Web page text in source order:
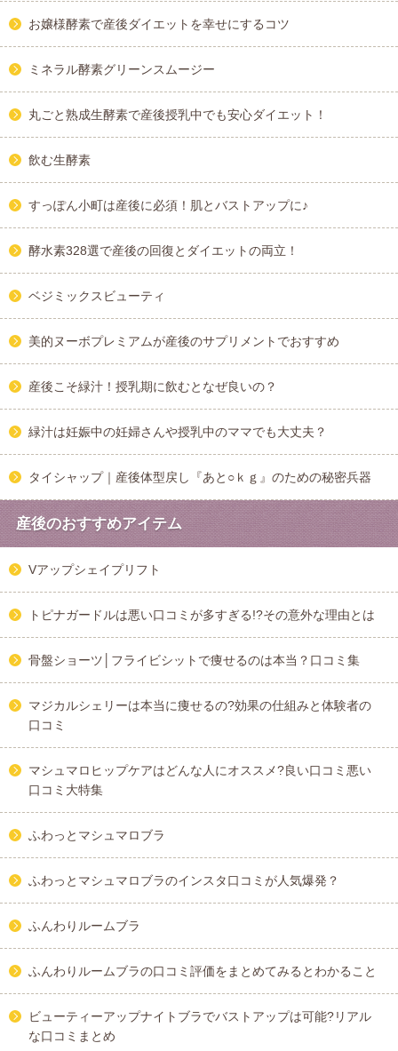
お嬢様酵素で産後ダイエットを幸せにするコツ
ミネラル酵素グリーンスムージー
丸ごと熟成生酵素で産後授乳中でも安心ダイエット！
飲む生酵素
すっぽん小町は産後に必須！肌とバストアップに♪
酵水素328選で産後の回復とダイエットの両立！
ベジミックスビューティ
美的ヌーボプレミアムが産後のサプリメントでおすすめ
産後こそ緑汁！授乳期に飲むとなぜ良いの？
緑汁は妊娠中の妊婦さんや授乳中のママでも大丈夫？
タイシャップ｜産後体型戻し『あと○ｋｇ』のための秘密兵器
産後のおすすめアイテム
Vアップシェイプリフト
トピナガードルは悪い口コミが多すぎる!?その意外な理由とは
骨盤ショーツ│フライビシットで痩せるのは本当？口コミ集
マジカルシェリーは本当に痩せるの?効果の仕組みと体験者の
口コミ
マシュマロヒップケアはどんな人にオススメ?良い口コミ悪い
口コミ大特集
ふわっとマシュマロブラ
ふわっとマシュマロブラのインスタ口コミが人気爆発？
ふんわりルームブラ
ふんわりルームブラの口コミ評価をまとめてみるとわかること
ビューティーアップナイトブラでバストアップは可能?リアル
な口コミまとめ